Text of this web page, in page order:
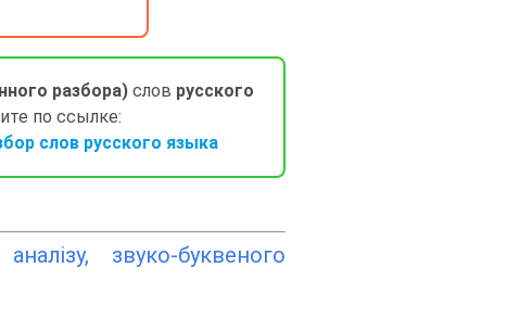
разбора)слов русского
по ссылке:
слов русского языка
звуко-буквеного